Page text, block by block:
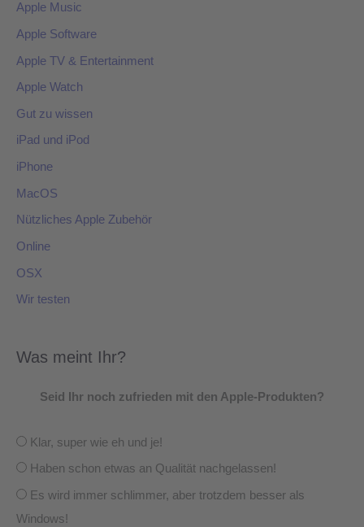
Apple Music
Apple Software
Apple TV & Entertainment
Apple Watch
Gut zu wissen
iPad und iPod
iPhone
MacOS
Nützliches Apple Zubehör
Online
OSX
Wir testen
Was meint Ihr?
Seid Ihr noch zufrieden mit den Apple-Produkten?
Klar, super wie eh und je!
Haben schon etwas an Qualität nachgelassen!
Es wird immer schlimmer, aber trotzdem besser als
Windows!